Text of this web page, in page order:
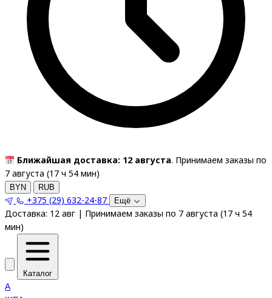
Ближайшая доставка: 12 августа. Принимаем заказы по
7 августа (17 ч 54 мин)
BYN RUB
+375 (29) 632-24-87 Ещё
Доставка: 12 авг | Принимаем заказы по 7 августа (17 ч 54
мин)
Каталог
A